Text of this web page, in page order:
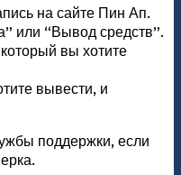
на сайте Пин Ап.
или “Вывод средств”.
вы хотите
вывести, и
поддержки, если